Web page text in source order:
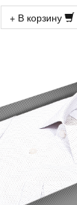
+ В корзину